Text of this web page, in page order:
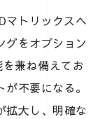
マトリックスヘ
グをオプション
兼ね備えてお
不要になる。
拡大し、明確な